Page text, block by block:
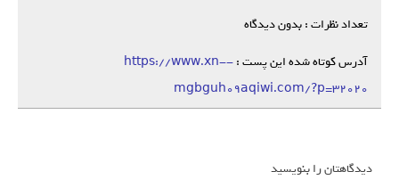
تعداد نظرات : بدون دیدگاه
آدرس کوتاه شده این پست :https://www.xn--
mgbguh09aqiwi.com/?p=32020
دیدگاهتان را بنویسید